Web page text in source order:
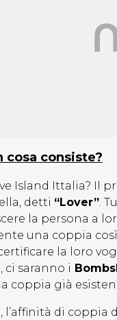
cosa consiste?
Island Ittalia? Il
detti “Lover”.
la persona a
una coppia
la loro
ci saranno i
coppia già
l’affinità di